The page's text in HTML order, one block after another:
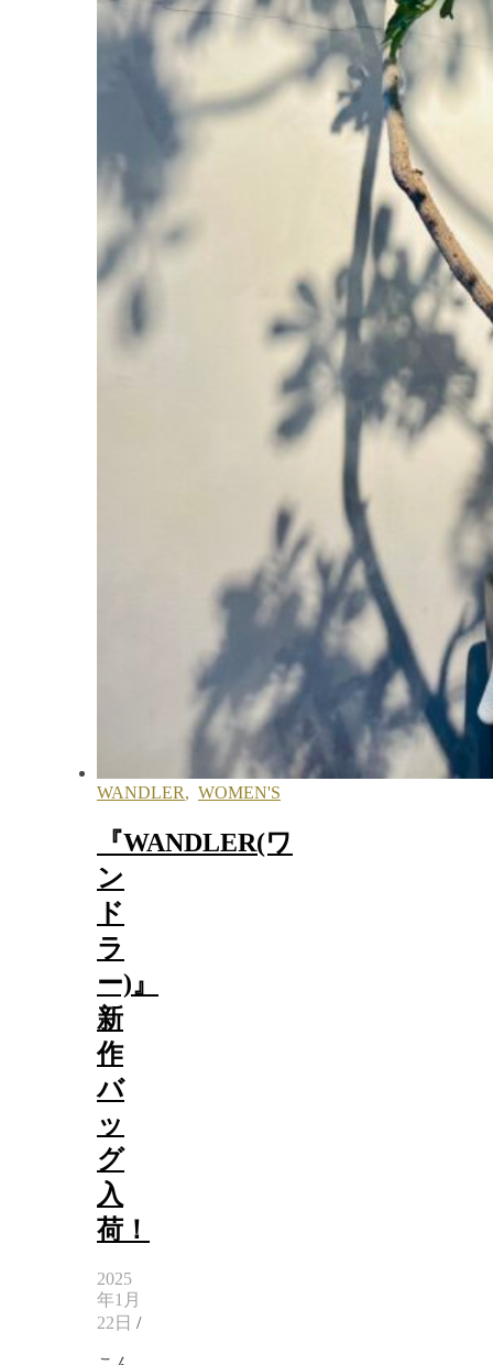
WANDLER, WOMEN'S
『WANDLER(ワ
ン
ド
ラ
ー)』
新
作
バ
ッ
グ
入
荷！
2025
年1月
22日 /